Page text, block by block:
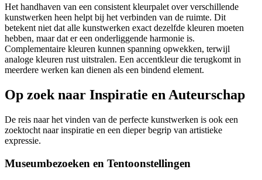
Het handhaven van een consistent kleurpalet over verschillende
kunstwerken heen helpt bij het verbinden van de ruimte. Dit
betekent niet dat alle kunstwerken exact dezelfde kleuren moeten
hebben, maar dat er een onderliggende harmonie is.
Complementaire kleuren kunnen spanning opwekken, terwijl
analoge kleuren rust uitstralen. Een accentkleur die terugkomt in
meerdere werken kan dienen als een bindend element.
Op zoek naar Inspiratie en Auteurschap
De reis naar het vinden van de perfecte kunstwerken is ook een
zoektocht naar inspiratie en een dieper begrip van artistieke
expressie.
Museumbezoeken en Tentoonstellingen